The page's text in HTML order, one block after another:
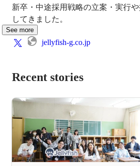
新卒・中途採用戦略の立案・実行
してきました。
See more
jellyfish-g.co.jp
Recent stories